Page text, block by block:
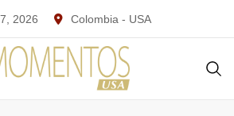
2026 Colombia - USA